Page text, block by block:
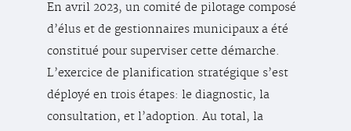
En avril 2023, un comité de pilotage composé
d’élus et de gestionnaires municipaux a été
constitué pour superviser cette démarche.
L’exercice de planification stratégique s’est
déployé en trois étapes: le diagnostic, la
consultation, et l’adoption. Au total, la